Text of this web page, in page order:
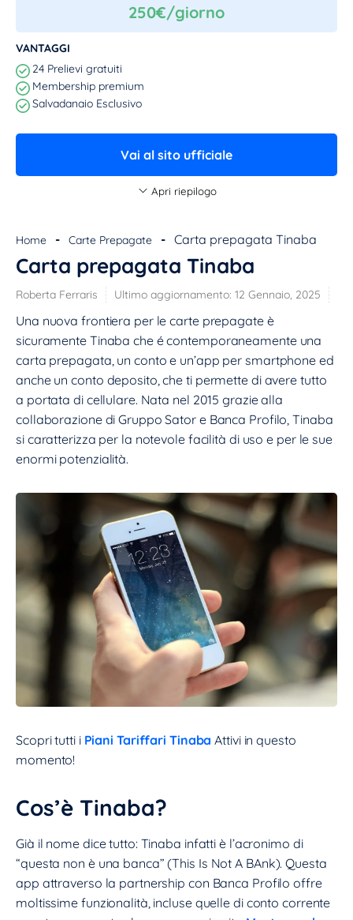
250€/giorno
VANTAGGI
24 Prelievi gratuiti
Membership premium
Salvadanaio Esclusivo
Vai al sito ufficiale
Apri riepilogo
Tipo:Carta Prepagata
Circuito:mastercard
Funzionalità contactless: ATTIVA
Costo attivazione:
ULTERIORI INFORMAZIONI
Home - Carte Prepagate - Carta prepagata Tinaba
Carta prepagata Tinaba
Roberta Ferraris Ultimo aggiornamento: 12 Gennaio, 2025
Una nuova frontiera per le carte prepagate è
sicuramente Tinaba che é contemporaneamente una
carta prepagata, un conto e un’app per smartphone ed
anche un conto deposito, che ti permette di avere tutto
a portata di cellulare. Nata nel 2015 grazie alla
collaborazione di Gruppo Sator e Banca Profilo, Tinaba
si caratterizza per la notevole facilità di uso e per le sue
enormi potenzialità.
Scopri tutti i Piani Tariffari Tinaba Attivi in questo
momento!
Cos’è Tinaba?
Già il nome dice tutto: Tinaba infatti è l’acronimo di
“questa non è una banca” (This Is Not A BAnk). Questa
app attraverso la partnership con Banca Profilo offre
moltissime funzionalità, incluse quelle di conto corrente